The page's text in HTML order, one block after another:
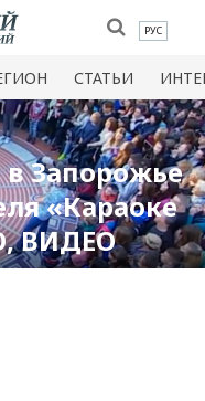
РУС
СТАТЬИ
в Запорожье
«Караоке
ВИДЕО